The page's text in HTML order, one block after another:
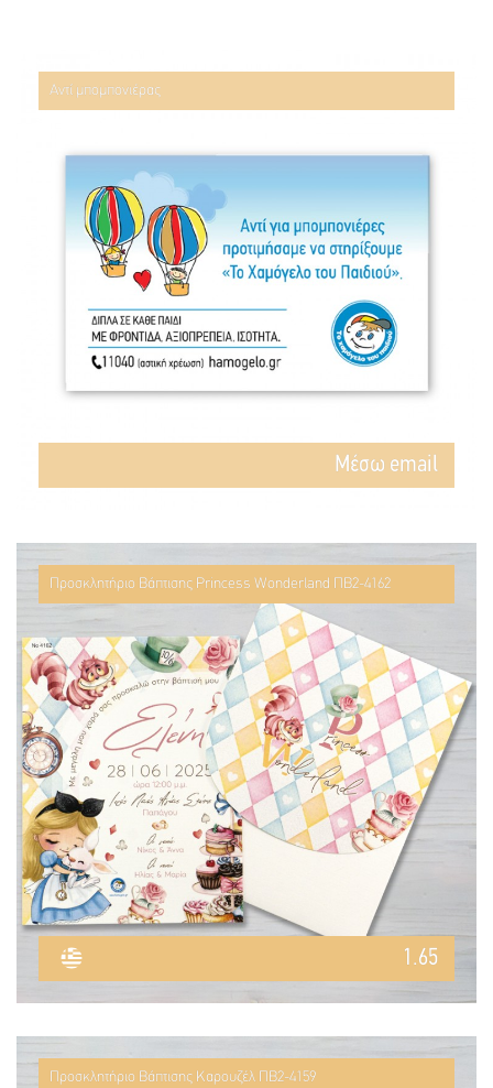
Αντί μπομπονιέρας
Mέσω email
Προσκλητήριο Βάπτισης Princess Wonderland ΠΒ2-4162
1.65
Προσκλητήριο Βάπτισης Καρουζέλ ΠΒ2-4159